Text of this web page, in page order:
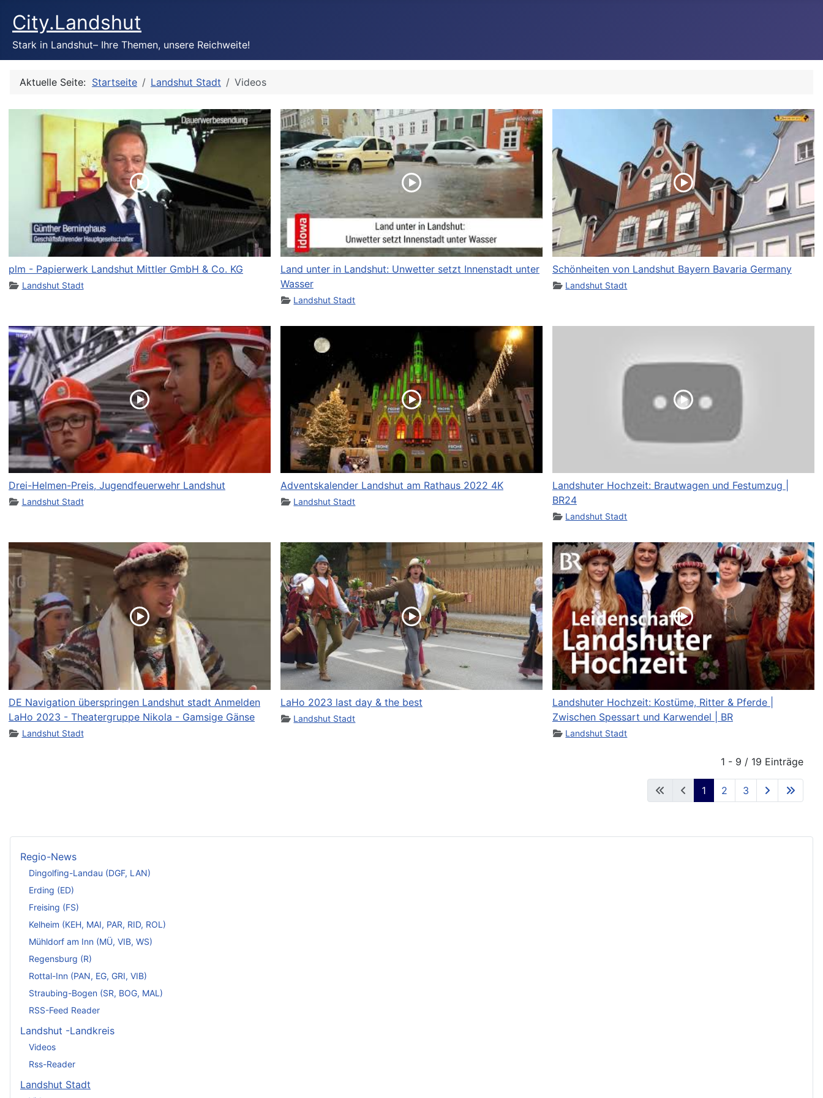
City.Landshut
Stark in Landshut– Ihre Themen, unsere Reichweite!
Aktuelle Seite: Startseite Landshut Stadt Videos
plm - Papierwerk Landshut Mittler GmbH & Co. KG
Landshut Stadt
Land unter in Landshut: Unwetter setzt Innenstadt unter
Wasser
Landshut Stadt
Schönheiten von Landshut Bayern Bavaria Germany
Landshut Stadt
Drei-Helmen-Preis, Jugendfeuerwehr Landshut
Landshut Stadt
Adventskalender Landshut am Rathaus 2022 4K
Landshut Stadt
Landshuter Hochzeit: Brautwagen und Festumzug |
BR24
Landshut Stadt
DE Navigation überspringen Landshut stadt Anmelden
LaHo 2023 - Theatergruppe Nikola - Gamsige Gänse
Landshut Stadt
LaHo 2023 last day & the best
Landshut Stadt
Landshuter Hochzeit: Kostüme, Ritter & Pferde |
Zwischen Spessart und Karwendel | BR
Landshut Stadt
1 - 9 / 19 Einträge
1 2 3
Regio-News
Dingolfing-Landau (DGF, LAN)
Erding (ED)
Freising (FS)
Kelheim (KEH, MAI, PAR, RID, ROL)
Mühldorf am Inn (MÜ, VIB, WS)
Regensburg (R)
Rottal-Inn (PAN, EG, GRI, VIB)
Straubing-Bogen (SR, BOG, MAL)
RSS-Feed Reader
Landshut -Landkreis
Videos
Rss-Reader
Landshut Stadt